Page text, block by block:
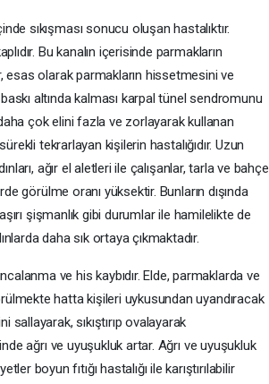
sıkışması sonucu oluşan hastalıktır.
Bu kanalın içerisinde parmakların
esas olarak parmakların hissetmesini ve
altında kalması karpal tünel sendromunu
çok elini fazla ve zorlayarak kullanan
tekrarlayan kişilerin hastalığıdır. Uzun
ağır el aletleri ile çalışanlar, tarla ve bahçe
görülme oranı yüksektir. Bunların dışında
şişmanlık gibi durumlar ile hamilelikte de
daha sık ortaya çıkmaktadır.
ve his kaybıdır. Elde, parmaklarda ve
hatta kişileri uykusundan uyandıracak
sıkıştırıp ovalayarak
ağrı ve uyuşukluk artar. Ağrı ve uyuşukluk
boyun fıtığı hastalığı ile karıştırılabilir